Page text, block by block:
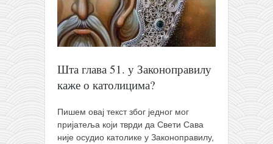
законоправило
духовни отац
забрањена историја
породичне приче
прота Воја
Шта глава 51. у Законоправилу
каже о католицима?
Пишем овај текст због једног мог
пријатеља који тврди да Свети Сава
није осудио католике у Законоправилу,